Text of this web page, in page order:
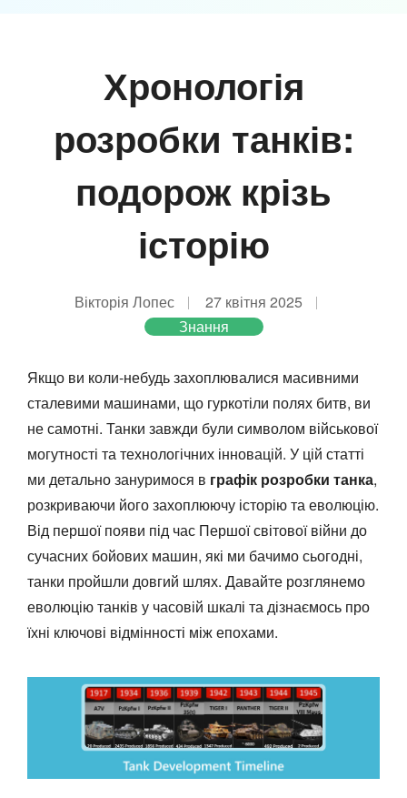
Хронологія
розробки танків:
подорож крізь
історію
Вікторія Лопес
27 квітня 2025
Знання
Якщо ви коли-небудь захоплювалися масивними
сталевими машинами, що гуркотіли полях битв, ви
не самотні. Танки завжди були символом військової
могутності та технологічних інновацій. У цій статті
ми детально зануримося в графік розробки танка,
розкриваючи його захоплюючу історію та еволюцію.
Від першої появи під час Першої світової війни до
сучасних бойових машин, які ми бачимо сьогодні,
танки пройшли довгий шлях. Давайте розглянемо
еволюцію танків у часовій шкалі та дізнаємось про
їхні ключові відмінності між епохами.